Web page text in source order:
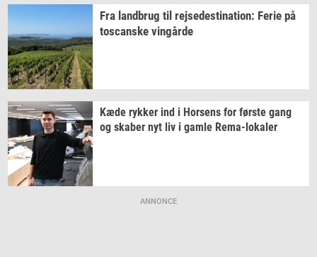
Fra land­brug til rej­se­desti­na­tion: Ferie på
toscan­ske vin­går­de
Kæde ryk­ker ind i Hor­sens for før­ste gang
og ska­ber nyt liv i gamle Rema-​lokaler
ANNONCE